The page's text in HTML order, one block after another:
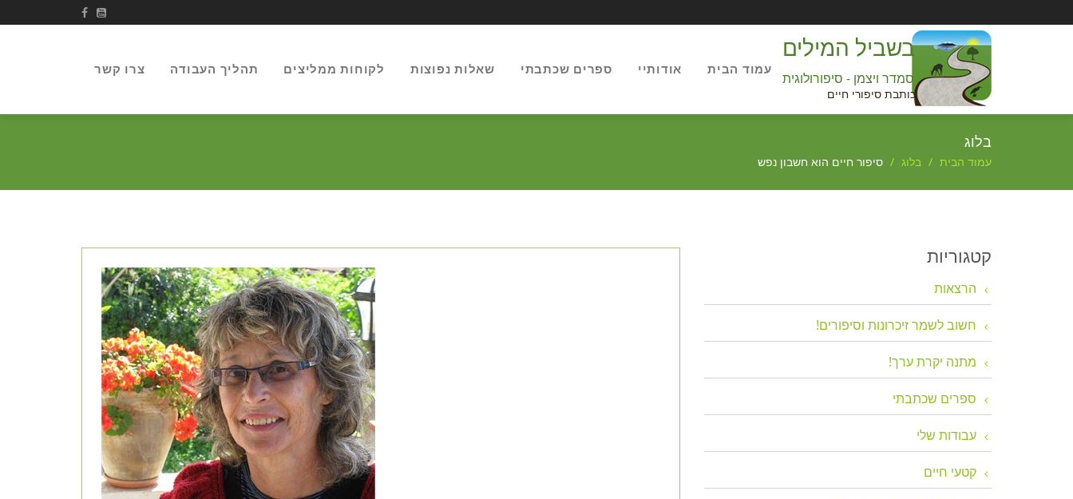
בשביל המילים
סמדר ויצמן - סיפורולוגית
כותבת סיפורי חיים
צרו קשר תהליך העבודה לקוחות ממליצים שאלות נפוצות ספרים שכתבתי אודותיי עמוד הבית
בלוג
עמוד הבית בלוג סיפור חיים הוא חשבון נפש
קטגוריות
הרצאות
חשוב לשמר זיכרונות וסיפורים!
מתנה יקרת ערך!
ספרים שכתבתי
עבודות שלי
קטעי חיים